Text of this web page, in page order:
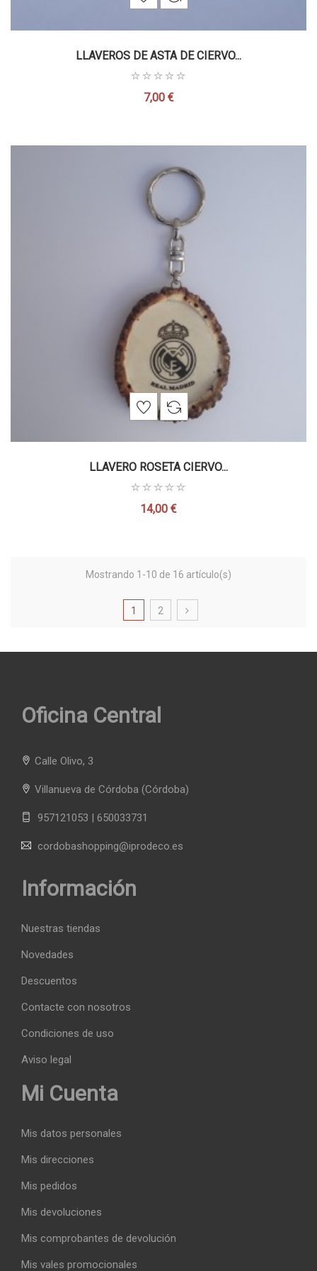
LLAVEROS DE ASTA DE CIERVO...
Precio
7,00 €
LLAVERO ROSETA CIERVO...
Precio
14,00 €
Mostrando 1-10 de 16 artículo(s)
1 2
Oficina Central
Calle Olivo, 3
Villanueva de Córdoba (Córdoba)
957121053 | 650033731
cordobashopping@iprodeco.es
Información
Nuestras tiendas
Novedades
Descuentos
Contacte con nosotros
Condiciones de uso
Aviso legal
Mi Cuenta
Mis datos personales
Mis direcciones
Mis pedidos
Mis devoluciones
Mis comprobantes de devolución
Mis vales promocionales